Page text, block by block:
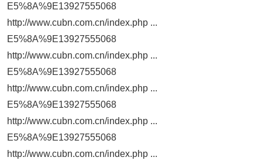
E5%8A%9E13927555068
http://www.cubn.com.cn/index.php ...
E5%8A%9E13927555068
http://www.cubn.com.cn/index.php ...
E5%8A%9E13927555068
http://www.cubn.com.cn/index.php ...
E5%8A%9E13927555068
http://www.cubn.com.cn/index.php ...
E5%8A%9E13927555068
http://www.cubn.com.cn/index.php ...